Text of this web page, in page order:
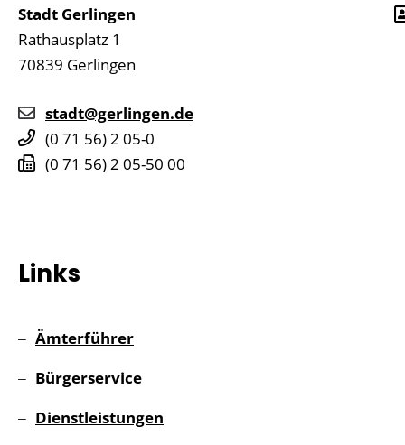
Stadt Gerlingen
Rathausplatz 1
70839 Gerlingen
stadt@gerlingen.de
(0 71 56) 2 05-0
(0 71 56) 2 05-50 00
Links
Ämterführer
Bürgerservice
Dienstleistungen